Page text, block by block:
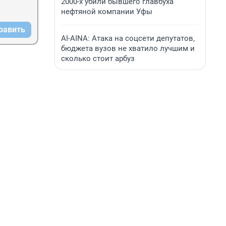
нефтяной компании Уфы
AI-AINA: Атака на соцсети депутатов,
бюджета вузов не хватило лучшим и
сколько стоит арбуз